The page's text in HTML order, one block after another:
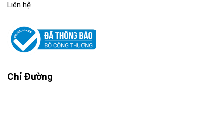
Liên hệ
Chỉ Đường